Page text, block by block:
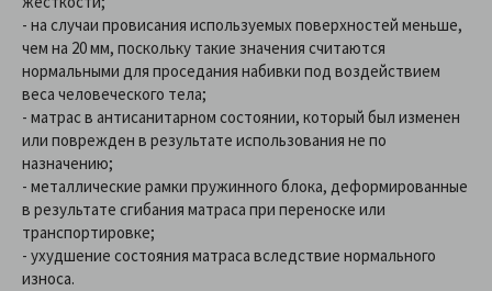
- на случаи провисания используемых поверхностей меньше,
чем на 20 мм, поскольку такие значения считаются
нормальными для проседания набивки под воздействием
веса человеческого тела;
- матрас в антисанитарном состоянии, который был изменен
или поврежден в результате использования не по
назначению;
- металлические рамки пружинного блока, деформированные
в результате сгибания матраса при переноске или
транспортировке;
- ухудшение состояния матраса вследствие нормального
износа.